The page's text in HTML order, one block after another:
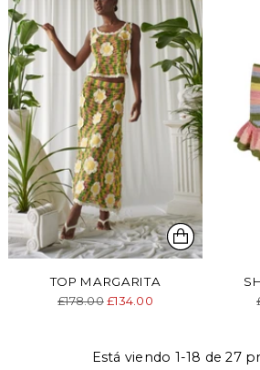
TOP MARGARITA
Precio
£178.00 £134.00
Está viendo 1-18 de 27